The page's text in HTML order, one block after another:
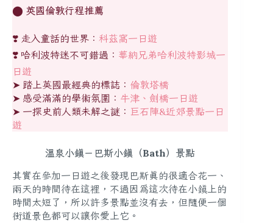
⬤ 英國倫敦行程推薦
❣️ 走入童話的世界： 科茲窩一日遊
❣️ 哈利波特迷不可錯過： 華納兄弟哈利波特影城一
日遊
➤ 踏上英國最經典的標誌： 倫敦塔橋
➤ 感受滿滿的學術氛圍： 牛津、劍橋一日遊
➤ 一探史前人類未解之謎： 巨石陣&近郊景點一日
遊
溫泉小鎮－巴斯小鎮（Bath）景點
其實在參加一日遊之後發現巴斯真的很適合花一、
兩天的時間待在這裡，不過因為這次待在小鎮上的
時間太短了，所以許多景點並沒有去，但隨便一個
街道景色都可以讓你愛上它。